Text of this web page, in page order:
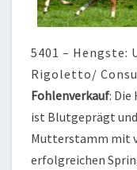
5401 – Hengste:
Rigoletto/
Fohlenverkauf:
ist Blutgeprägt
Mutterstamm mit
erfolgreichen